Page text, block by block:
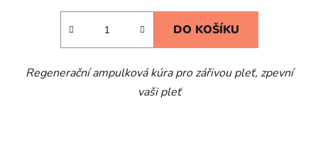
DO KOŠÍKU
Regenerační ampulková kúra pro zářivou pleť, zpevní
vaši pleť